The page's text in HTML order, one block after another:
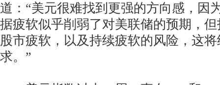
道：“美元很难找到更强的方向感，因
据疲软似乎削弱了对美联储的预期，
股市疲软，以及持续疲软的风险，这
求。”